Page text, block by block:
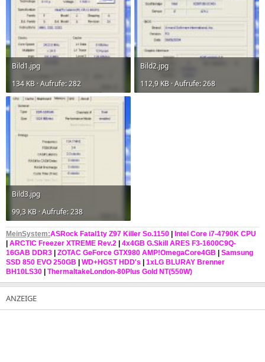
Bild1.jpg
134 KB · Aufrufe: 282
Bild2.jpg
112,9 KB · Aufrufe: 268
Bild3.jpg
99,3 KB · Aufrufe: 238
MeinSystem:ASRock Fatal1ty Z97 Killer So.1150 | Intel Core i7-4790K CPU
| ARCTIC Freezer XTREME Rev.2 | 4x4GB G.Skill ARES F3-1600C9Q-
16GAB DDR3 | ZOTAC GeForce GTX980 AMP!OmegaCore4GB | Samsung
SSD 850 EVO 250GB | WD+HGST HDD's | 1xLG BLURAY Brenner
BH10LS30 | ThermaltakeLondon-80Plus Gold NT(550W)